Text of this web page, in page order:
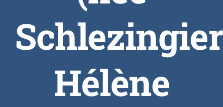
Hélène